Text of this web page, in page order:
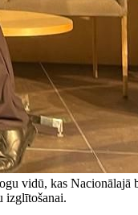
vidū, kas
izglītošanai.